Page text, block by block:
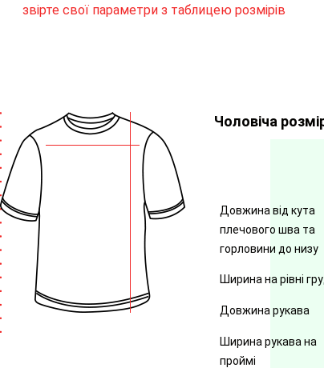
звірте свої параметри з таблицею розмірів
Чоловіча
Довжина від кута
плечового шва та
горловини до низу
Ширина на рівні
Довжина рукава
Ширина рукава на
проймі